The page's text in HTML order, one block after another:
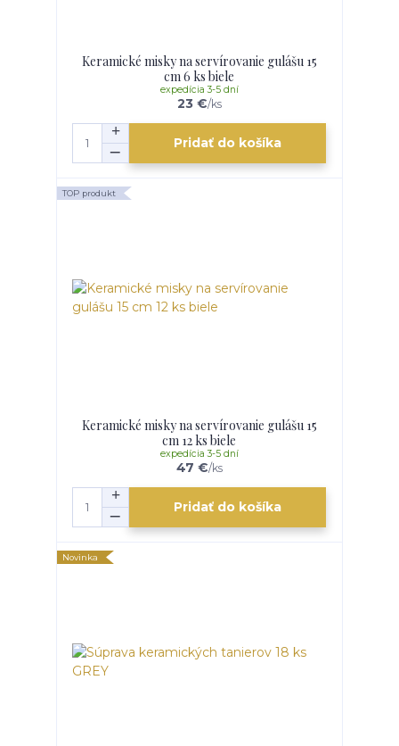
Keramické misky na servírovanie gulášu 15
cm 6 ks biele
23 €/ks
expedícia 3-5 dní
Pridať do košíka
TOP produkt
Keramické misky na servírovanie gulášu 15
cm 12 ks biele
47 €/ks
expedícia 3-5 dní
Pridať do košíka
Novinka